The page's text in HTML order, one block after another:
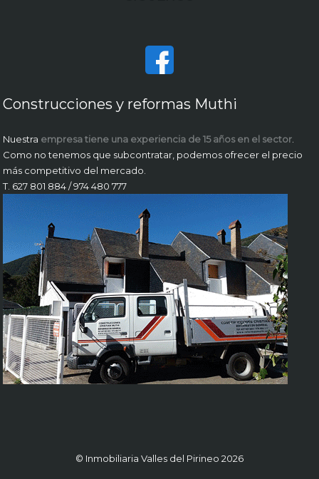
Construcciones y reformas Muthi
Nuestra empresa tiene una experiencia de 15 años en el sector
Como no tenemos que subcontratar, podemos ofrecer el precio
más competitivo del mercado.
T. 627 801 884 / 974 480 777
© Inmobiliaria Valles del Pirineo 2026